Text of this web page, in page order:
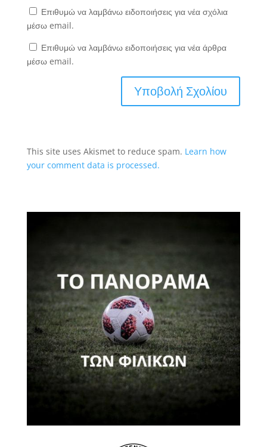
Επιθυμώ να λαμβάνω ειδοποιήσεις για νέα σχόλια
μέσω email.
Επιθυμώ να λαμβάνω ειδοποιήσεις για νέα άρθρα
μέσω email.
This site uses Akismet to reduce spam. Learn how
your comment data is processed.